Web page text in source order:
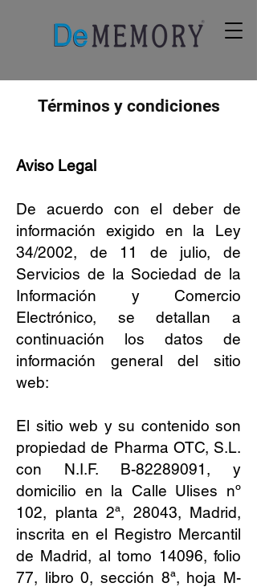
Términos y condiciones
Aviso Legal
De acuerdo con el deber de
información exigido en la Ley
34/2002, de 11 de julio, de
Servicios de la Sociedad de la
Información y Comercio
Electrónico, se detallan a
continuación los datos de
información general del sitio
web:
El sitio web y su contenido son
propiedad de Pharma OTC, S.L.
con N.I.F. B-82289091, y
domicilio en la Calle Ulises nº
102, planta 2ª, 28043, Madrid,
inscrita en el Registro Mercantil
de Madrid, al tomo 14096, folio
77, libro 0, sección 8ª, hoja M-